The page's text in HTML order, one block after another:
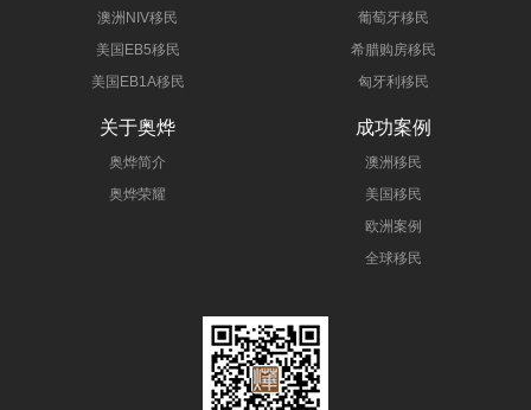
澳洲NIV移民
美国EB5移民
美国EB1A移民
葡萄牙移民
希腊购房移民
匈牙利移民
关于奥烨
奥烨简介
奥烨荣耀
成功案例
澳洲移民
美国移民
欧洲案例
全球移民